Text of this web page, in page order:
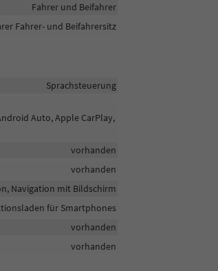
Fahrer und Beifahrer
Fahrer- und Beifahrersitz
Sprachsteuerung
Auto, Apple CarPlay,
vorhanden
vorhanden
Navigation mit Bildschirm
für Smartphones
vorhanden
vorhanden